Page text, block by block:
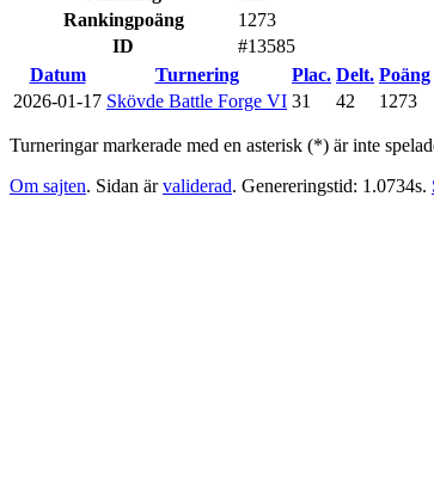
Rankingpoäng
1273
ID
#13585
Datum
Turnering Plac. Delt. Poäng
2026-01-17 Skövde Battle Forge VI 31 42 1273
Turneringar markerade med en asterisk (*) är inte
Om sajten. Sidan ärvaliderad. Genereringstid: 1.0734s.